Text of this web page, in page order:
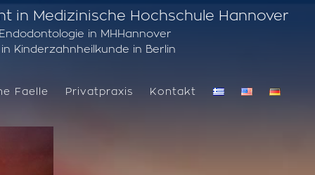
in Medizinische Hochschule Hannover
in MHHannover
Kinderzahnheilkunde in Berlin
Faelle Privatpraxis Kontakt